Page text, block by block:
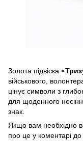
Золота підвіска
військового,
цінує символи з
для щоденного
знак.
Якщо вам необхідно
про це у коментарі